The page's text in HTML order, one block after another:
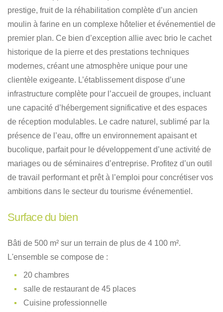
prestige, fruit de la réhabilitation complète d’un ancien
moulin à farine en un complexe hôtelier et événementiel de
premier plan. Ce bien d’exception allie avec brio le cachet
historique de la pierre et des prestations techniques
modernes, créant une atmosphère unique pour une
clientèle exigeante. L’établissement dispose d’une
infrastructure complète pour l’accueil de groupes, incluant
une capacité d’hébergement significative et des espaces
de réception modulables. Le cadre naturel, sublimé par la
présence de l’eau, offre un environnement apaisant et
bucolique, parfait pour le développement d’une activité de
mariages ou de séminaires d’entreprise. Profitez d’un outil
de travail performant et prêt à l’emploi pour concrétiser vos
ambitions dans le secteur du tourisme événementiel .
Surface du bien
Bâti de 500 m² sur un terrain de plus de 4 100 m².
L'ensemble se compose de :
20 chambres
salle de restaurant de 45 places
Cuisine professionnelle